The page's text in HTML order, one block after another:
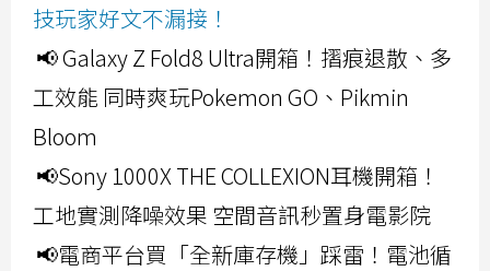
技玩家好文不漏接！
📢 Galaxy Z Fold8 Ultra開箱！摺痕退散、多
工效能 同時爽玩Pokemon GO、Pikmin
Bloom
📢Sony 1000X THE COLLEXION耳機開箱！
工地實測降噪效果 空間音訊秒置身電影院
📢電商平台買「全新庫存機」踩雷！電池循